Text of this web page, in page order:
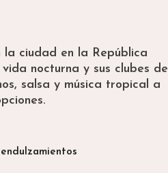
la ciudad en la República
nocturna y sus clubes de
salsa y música tropical a